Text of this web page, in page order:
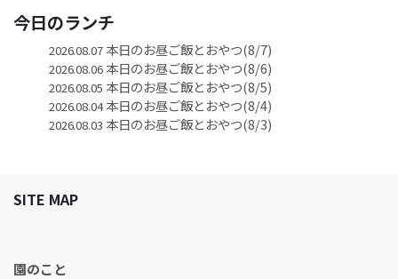
今日のランチ
2026.08.07本日のお昼ご飯とおやつ(8/7)
2026.08.06本日のお昼ご飯とおやつ(8/6)
2026.08.05 本日のお昼ご飯とおやつ(8/5)
2026.08.04本日のお昼ご飯とおやつ(8/4)
2026.08.03 本日のお昼ご飯とおやつ(8/3)
SITE MAP
園のこと